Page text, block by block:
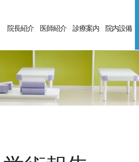
院長紹介 医師紹介 診療案内 院内設備